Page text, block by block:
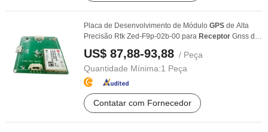
Placa de Desenvolvimento de Módulo GPS de Alta
Precisão Rtk Zed-F9p-02b-00 para Receptor Gnss de
US$ 87,88-93,88 / Peça
Quantidade Mínima:1 Peça
Contatar com Fornecedor